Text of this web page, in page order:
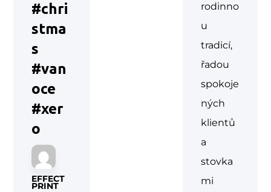
#chri
stma
s
#van
oce
#xer
o
EFFECT
PRINT
rodinno
u
tradicí,
řadou
spokoje
ných
klientů
a
stovka
mi